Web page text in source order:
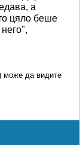
а
цяло беше
може да видите